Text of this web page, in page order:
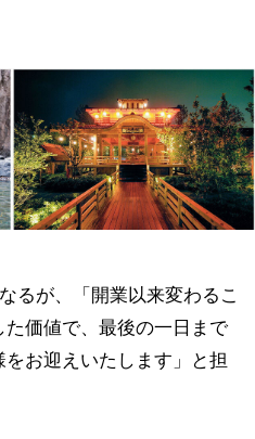
るが、「開業以来変わるこ
価値で、最後の一日まで
お迎えいたします」と担